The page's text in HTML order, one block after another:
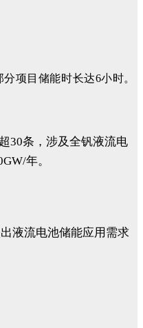
项目储能时长达6小时。
30条，涉及全钒液流电
年。
液流电池储能应用需求